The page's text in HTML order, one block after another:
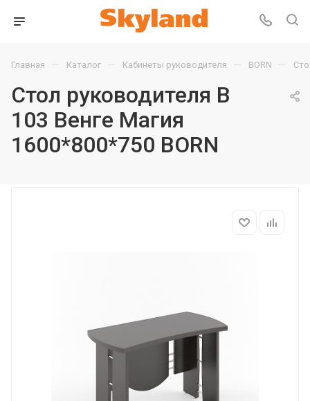
Главная — Каталог — Кабинеты руководителя — BORN —
Стол руководителя B
103 Венге Магия
1600*800*750 BORN